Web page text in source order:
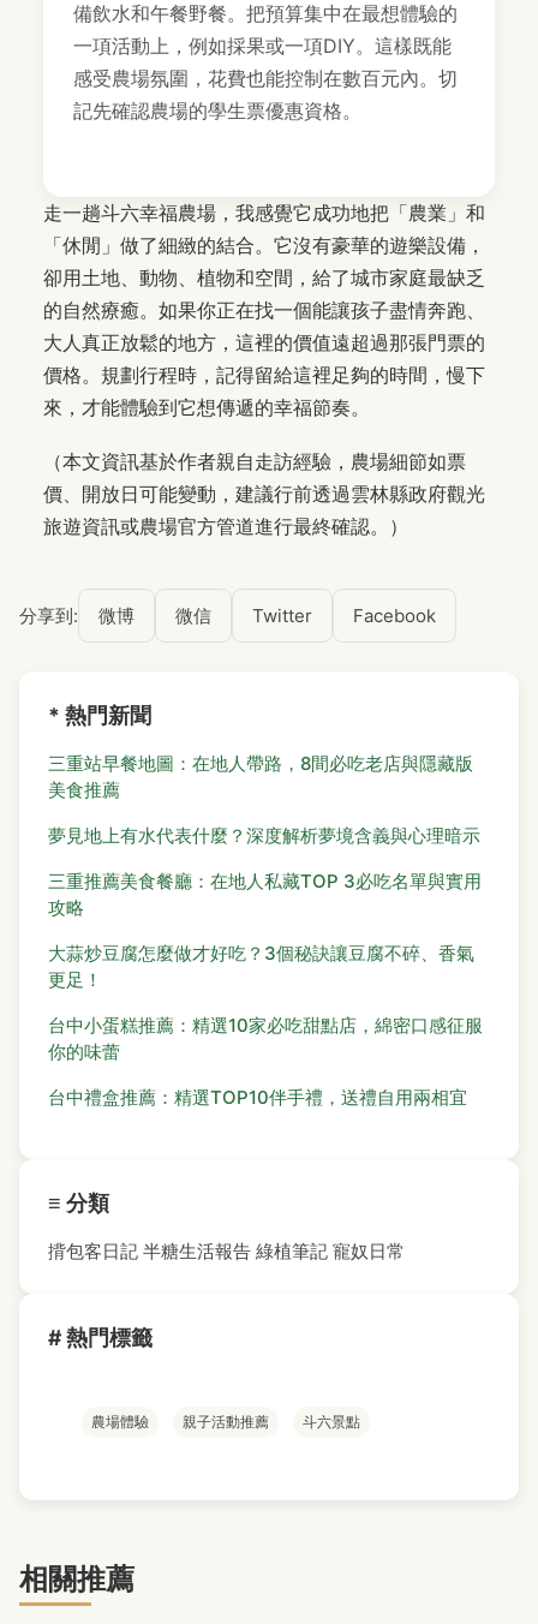
備飲水和午餐野餐。把預算集中在最想體驗的
一項活動上，例如採果或一項DIY。這樣既能
感受農場氛圍，花費也能控制在數百元內。切
記先確認農場的學生票優惠資格。
走一趟斗六幸福農場，我感覺它成功地把「農業」和
「休閒」做了細緻的結合。它沒有豪華的遊樂設備，
卻用土地、動物、植物和空間，給了城市家庭最缺乏
的自然療癒。如果你正在找一個能讓孩子盡情奔跑、
大人真正放鬆的地方，這裡的價值遠超過那張門票的
價格。規劃行程時，記得留給這裡足夠的時間，慢下
來，才能體驗到它想傳遞的幸福節奏。
（本文資訊基於作者親自走訪經驗，農場細節如票
價、開放日可能變動，建議行前透過雲林縣政府觀光
旅遊資訊或農場官方管道進行最終確認。）
分享到: 微博 微信 Twitter Facebook
* 熱門新聞
三重站早餐地圖：在地人帶路，8間必吃老店與隱藏版
美食推薦
夢見地上有水代表什麼？深度解析夢境含義與心理暗示
三重推薦美食餐廳：在地人私藏TOP 3必吃名單與實用
攻略
大蒜炒豆腐怎麼做才好吃？3個秘訣讓豆腐不碎、香氣
更足！
台中小蛋糕推薦：精選10家必吃甜點店，綿密口感征服
你的味蕾
台中禮盒推薦：精選TOP10伴手禮，送禮自用兩相宜
≡ 分類
揹包客日記 半糖生活報告 綠植筆記 寵奴日常
# 熱門標籤
農場體驗 親子活動推薦 斗六景點
相關推薦